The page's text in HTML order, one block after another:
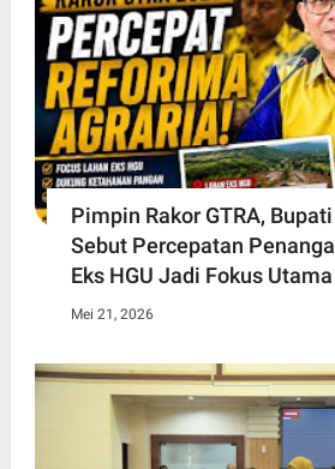
Pimpin Rakor GTRA,
Sebut Percepatan
Eks HGU Jadi Fokus Utama
Mei 21, 2026